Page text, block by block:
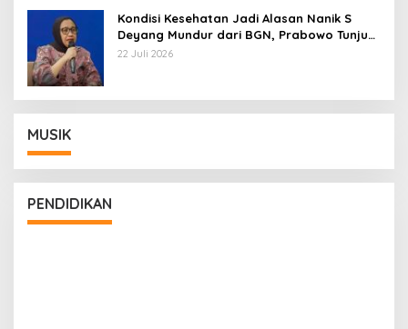
Kondisi Kesehatan Jadi Alasan Nanik S
Deyang Mundur dari BGN, Prabowo Tunjuk
Wamentan Sudaryono
22 Juli 2026
MUSIK
PENDIDIKAN